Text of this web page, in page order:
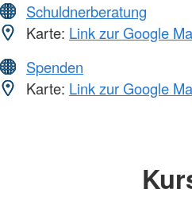
Schuldnerberatung
Karte: Link zur Google
Spenden
Karte: Link zur Google